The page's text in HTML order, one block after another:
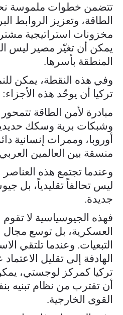
تتضمن خطوات ملموسة
الطاقة، وتعزيز الروابط
مخزونات استراتيجية
يمكن أن تغيّر مصير ليس
المنطقة بأسرها.
وفي هذه النقطة، يمكن
تركيا أن يوحّد هذه الأجزاء:
مبادرة لأمن الطاقة
وشبكات برية وسكك
أوروبا، وممرات إنسانية
منسقة بين العالمين
وعندما تجتمع هذه العناصر
ليس تحالفاً تقليدياً، بل
جديدة.
فهذه الجيوسياسية لا
العسكرية، بل توسع مجال
التبعيات. وعندما تلتقي
الهادفة إلى تقليل
تركيا كمركز لوجستي،
أن تقترب من نظام تبنيه
القوى الخارجية.